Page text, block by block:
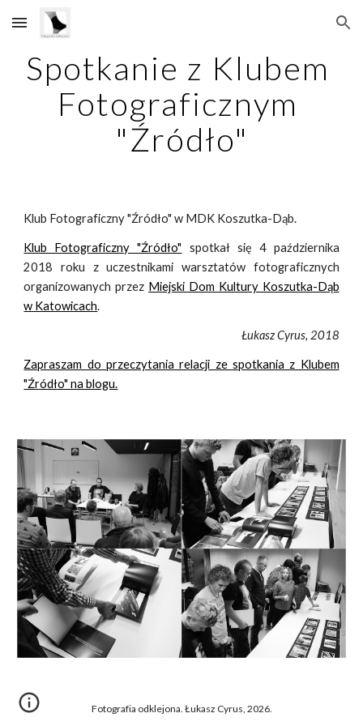
Skip to main content Skip to navigation
Spotkanie z Klubem
Fotograficznym
"Źródło"
Klub Fotograficzny "Źródło" w MDK Koszutka-Dąb.
Klub Fotograficzny "Źródło" spotkał się 4 października
2018 roku z uczestnikami warsztatów fotograficznych
organizowanych przez Miejski Dom Kultury Koszutka-Dąb
w Katowicach.
Łukasz Cyrus, 2018
Zapraszam do przeczytania relacji ze spotkania z Klubem
"Źródło" na blogu.
Fotografia odklejona. Łukasz Cyrus, 2026.